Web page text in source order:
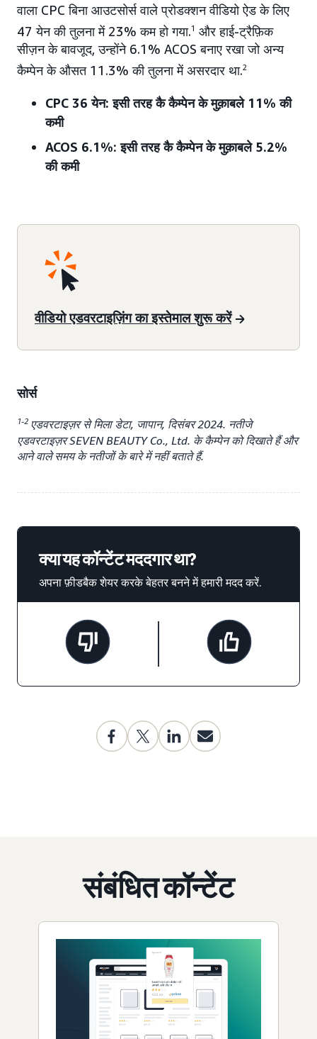
वाला CPC बिना आउटसोर्स वाले प्रोडक्शन वीडियो ऐड के लिए
47 येन की तुलना में 23% कम हो गया.1 और हाई-ट्रैफ़िक
सीज़न के बावजूद, उन्होंने 6.1% ACOS बनाए रखा जो अन्य
कैम्पेन के औसत 11.3% की तुलना में असरदार था.2
CPC 36 येन: इसी तरह कै कैम्पेन के मुक़ाबले 11% की
कमी
ACOS 6.1%: इसी तरह कै कैम्पेन के मुक़ाबले 5.2%
की कमी
वीडियो एडवरटाइज़िंग का इस्तेमाल शुरू करें
सोर्स
1-2 एडवरटाइज़र से मिला डेटा, जापान, दिसंबर 2024. नतीजे
एडवरटाइज़र SEVEN BEAUTY Co., Ltd. के कैम्पेन को दिखाते हैं और
आने वाले समय के नतीजों के बारे में नहीं बताते हैं.
क्या यह कॉन्टेंट मददगार था?
अपना फ़ीडबैक शेयर करके बेहतर बनने में हमारी मदद करें.
संबंधित कॉन्टेंट